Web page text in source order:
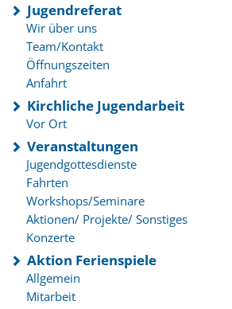
Jugendreferat
Wir über uns
Team/Kontakt
Öffnungszeiten
Anfahrt
Kirchliche Jugendarbeit
Vor Ort
Veranstaltungen
Jugendgottesdienste
Fahrten
Workshops/Seminare
Aktionen/ Projekte/ Sonstiges
Konzerte
Aktion Ferienspiele
Allgemein
Mitarbeit